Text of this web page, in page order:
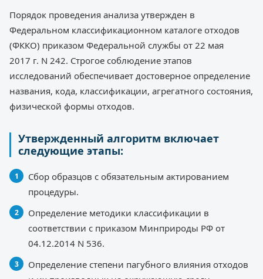
Порядок проведения анализа утвержден в
Федеральном классификационном каталоге отходов
(ФККО) приказом Федеральной службы от 22 мая
2017 г. N 242. Строгое соблюдение этапов
исследований обеспечивает достоверное определение
названия, кода, классификации, агрегатного состояния,
физической формы отходов.
Утвержденный алгоритм включает
следующие этапы:
Сбор образцов с обязательным актированием
процедуры.
Определение методики классификации в
соответствии с приказом Минприроды РФ от
04.12.2014 N 536.
Определение степени пагубного влияния отходов